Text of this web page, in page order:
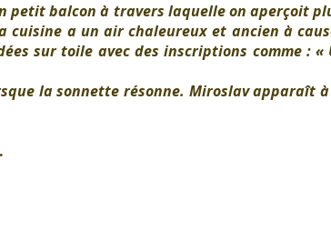
balcon à travers laquelle on aperçoit
cuisine a un air chaleureux et ancien à
sur toile avec des inscriptions comme : «
la sonnette résonne. Miroslav apparaît à